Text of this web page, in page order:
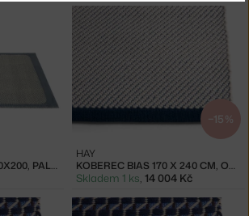
KOBEREC PEBBLE 300X200, PALE BLUE
−15 %
KOBEREC BIAS 170 X 240 CM, OCEAN
HAY
Skladem 1 ks, 14 004 Kč